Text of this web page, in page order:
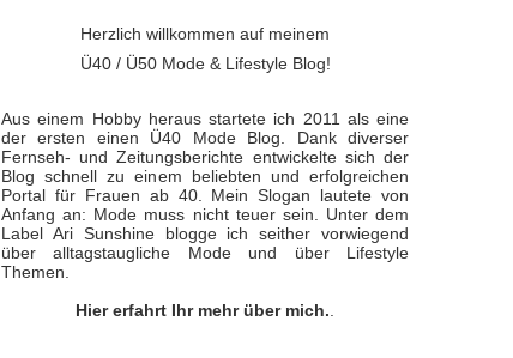
Herzlich willkommen auf meinem
Ü40 / Ü50 Mode & Lifestyle Blog!
Aus einem Hobby heraus startete ich 2011 als eine
der ersten einen Ü40 Mode Blog. Dank diverser
Fernseh- und Zeitungsberichte entwickelte sich der
Blog schnell zu einem beliebten und erfolgreichen
Portal für Frauen ab 40. Mein Slogan lautete von
Anfang an: Mode muss nicht teuer sein. Unter dem
Label Ari Sunshine blogge ich seither vorwiegend
über alltagstaugliche Mode und über Lifestyle
Themen.
Hier erfahrt Ihr mehr über mich..